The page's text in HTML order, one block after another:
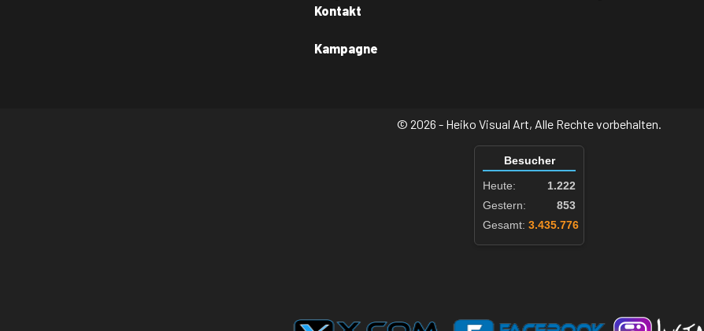
Kontakt
Kampagne
© 2026 - Heiko Visual Art, Alle Rechte vorbehalten.
Besucher
Heute:
1.222
Gestern:
853
Gesamt: 3.435.776